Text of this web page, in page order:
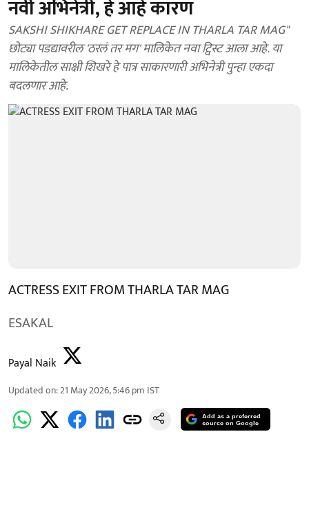
नवी अभिनेत्री, हे आहे कारण
SAKSHI SHIKHARE GET REPLACE IN THARLA TAR MAG"
छोट्या पडद्यावरील 'ठरलं तर मग' मालिकेत नवा ट्विस्ट आला आहे. या
मालिकेतील साक्षी शिखरे हे पात्र साकारणारी अभिनेत्री पुन्हा एकदा
बदलणार आहे.
ACTRESS EXIT FROM THARLA TAR MAG
ESAKAL
Payal Naik
Updated on:21 May 2026, 5:46 pm IST
Add as a preferred
source on Google